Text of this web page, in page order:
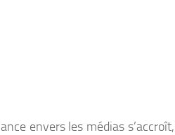
envers les médias s’accroît,